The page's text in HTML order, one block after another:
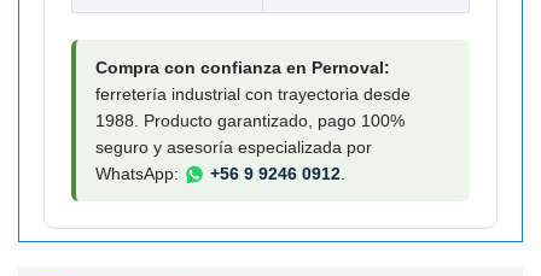
Compra con confianza en Pernoval:
ferretería industrial con trayectoria desde
1988. Producto garantizado, pago 100%
seguro y asesoría especializada por
WhatsApp:
+56 9 9246 0912